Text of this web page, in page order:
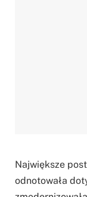
Największe
odnotowała